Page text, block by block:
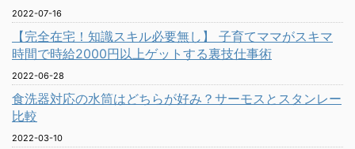
2022-07-16
【完全在宅！知識スキル必要無し】 子育てママがスキマ
時間で時給2000円以上ゲットする裏技仕事術
2022-06-28
食洗器対応の水筒はどちらが好み？サーモスとスタンレー
比較
2022-03-10